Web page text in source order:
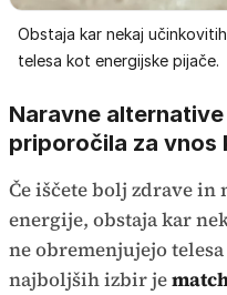
Obstaja kar nekaj
telesa kot energijske pijače.
Naravne
priporočila za vnos
Če iščete bolj zdrave in
energije, obstaja kar
ne obremenjujejo
najboljših izbir je